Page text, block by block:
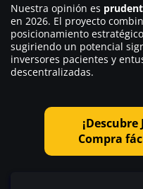
Nuestra opinión es
en 2026. El proyecto
posicionamiento
sugiriendo un potencial
inversores pacientes y
descentralizadas.
¡Descubre
Compra